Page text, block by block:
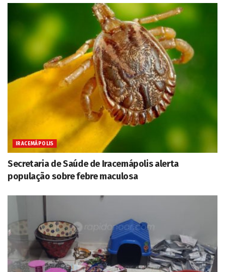
IRACEMÁPOLIS
Secretaria de Saúde de Iracemápolis alerta
população sobre febre maculosa